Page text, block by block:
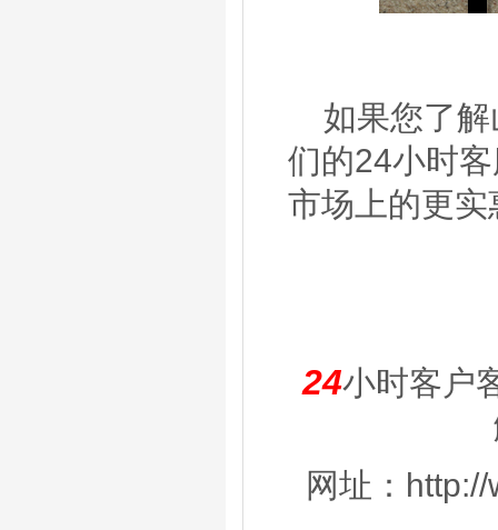
如果您了解
们的24小时
市场上的更实
24小时客户
网址：